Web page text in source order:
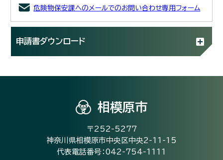
危険物保安課へのメールでのお問い合わせ専用フォーム
申請書ダウンロード
相模原市
〒252-5277
神奈川県相模原市中央区中央2-11-15
代表電話番号：042-754-1111